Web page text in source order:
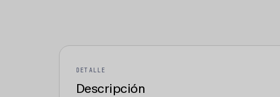
DETALLE
Descripción